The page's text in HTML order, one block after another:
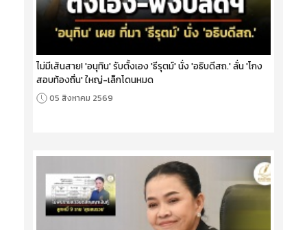
ไม่มีเส้นสาย! 'อนุทิน' รับตั้งเอง 'ธีรุตม์' นั่ง 'อธิบดีสถ.' ลั่น 'โกง
สอบท้องถิ่น' ใหญ่-เล็กโดนหมด
05 สิงหาคม 2569